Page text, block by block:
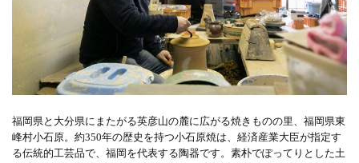
福岡県と大分県にまたがる英彦山の麓に広がる焼きものの里、福岡県東
峰村小石原。約350年の歴史を持つ小石原焼は、経済産業大臣が指定す
る伝統的工芸品で、福岡を代表する陶器です。素朴でぽってりとした土